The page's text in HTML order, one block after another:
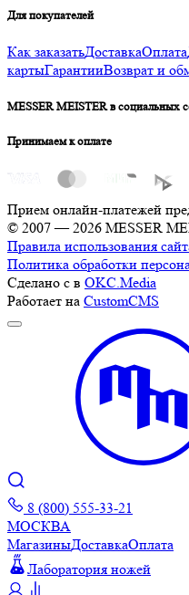
Для покупателей
Как заказатьДоставкаОплата
картыГарантииВозврат и
MESSER MEISTER в социальных
Принимаем к оплате
Прием онлайн-платежей
© 2007 — 2026 MESSER
Правила использования
Политика обработки
Сделано с в OKC.Media
Работает на CustomCMS
8 (800) 555-33-21
МОСКВА
МагазиныДоставкаОплата
Лаборатория ножей